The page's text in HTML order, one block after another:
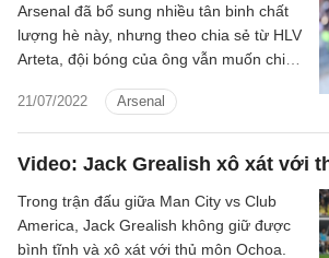
21/07/2022 Arsenal
Arsenal đã bổ sung nhiều tân binh chất
lượng hè này, nhưng theo chia sẻ từ HLV
Arteta, đội bóng của ông vẫn muốn chiêu
Video: Jack Grealish xô xát với
Trong trận đấu giữa Man City vs Club
America, Jack Grealish không giữ được
bình tĩnh và xô xát với thủ môn Ochoa.